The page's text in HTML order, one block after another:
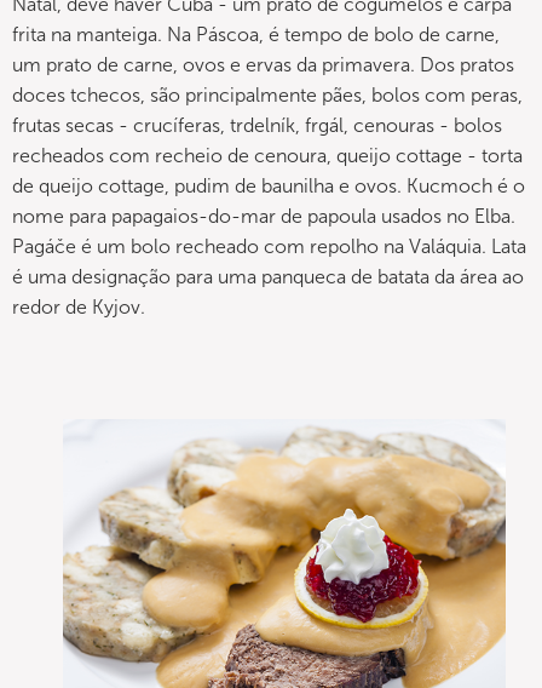
frita na manteiga. Na Páscoa, é tempo de bolo de carne,
um prato de carne, ovos e ervas da primavera. Dos pratos
doces tchecos, são principalmente pães, bolos com peras,
frutas secas - crucíferas, trdelník, frgál, cenouras - bolos
recheados com recheio de cenoura, queijo cottage - torta
de queijo cottage, pudim de baunilha e ovos. Kucmoch é o
nome para papagaios-do-mar de papoula usados no Elba.
Pagáče é um bolo recheado com repolho na Valáquia. Lata
é uma designação para uma panqueca de batata da área ao
redor de Kyjov.